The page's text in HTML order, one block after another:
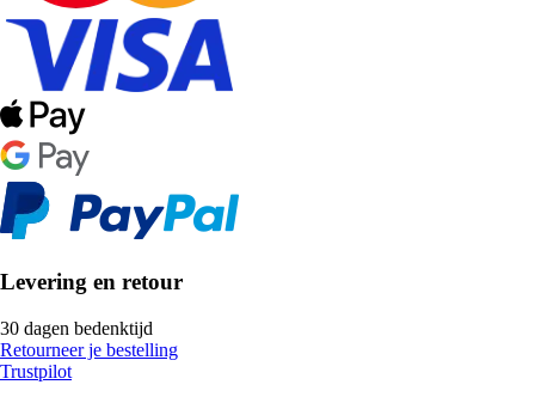
Levering en retour
30 dagen bedenktijd
Retourneer je bestelling
Trustpilot